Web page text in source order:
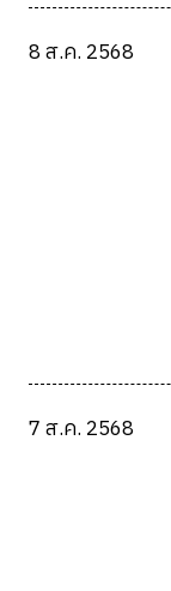
8 ส.ค. 2568
7 ส.ค. 2568